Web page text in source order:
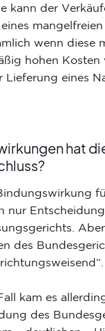
kann der
wenn diese
hohen Kosten
Lieferung eines
hat
nur
des
kam es
des